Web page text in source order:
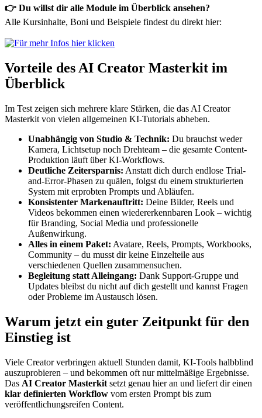
👉 Du willst dir alle Module im Überblick ansehen?
Alle Kursinhalte, Boni und Beispiele findest du direkt hier:
Vorteile des AI Creator Masterkit im
Überblick
Im Test zeigen sich mehrere klare Stärken, die das AI Creator
Masterkit von vielen allgemeinen KI-Tutorials abheben.
Unabhängig von Studio & Technik: Du brauchst weder
Kamera, Lichtsetup noch Drehteam – die gesamte Content-
Produktion läuft über KI-Workflows.
Deutliche Zeitersparnis: Anstatt dich durch endlose Trial-
and-Error-Phasen zu quälen, folgst du einem strukturierten
System mit erprobten Prompts und Abläufen.
Konsistenter Markenauftritt: Deine Bilder, Reels und
Videos bekommen einen wiedererkennbaren Look – wichtig
für Branding, Social Media und professionelle
Außenwirkung.
Alles in einem Paket: Avatare, Reels, Prompts, Workbooks,
Community – du musst dir keine Einzelteile aus
verschiedenen Quellen zusammensuchen.
Begleitung statt Alleingang: Dank Support-Gruppe und
Updates bleibst du nicht auf dich gestellt und kannst Fragen
oder Probleme im Austausch lösen.
Warum jetzt ein guter Zeitpunkt für den
Einstieg ist
Viele Creator verbringen aktuell Stunden damit, KI-Tools halbblind
auszuprobieren – und bekommen oft nur mittelmäßige Ergebnisse.
Das AI Creator Masterkit setzt genau hier an und liefert dir einen
klar definierten Workflow vom ersten Prompt bis zum
veröffentlichungsreifen Content.